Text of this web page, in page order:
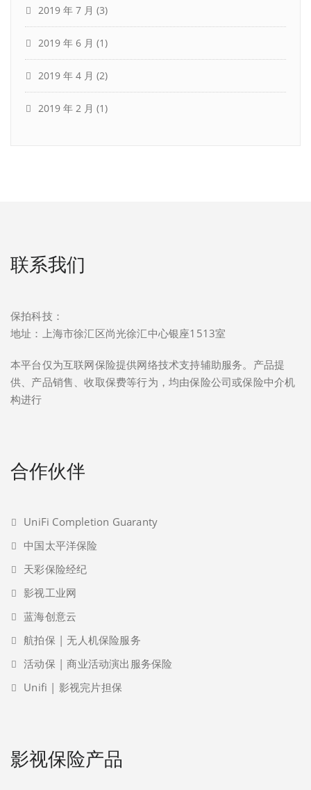
2019 年 7 月 (3)
2019 年 6 月 (1)
2019 年 4 月 (2)
2019 年 2 月 (1)
联系我们
保拍科技：
地址：上海市徐汇区尚光徐汇中心银座1513室
本平台仅为互联网保险提供网络技术支持辅助服务。产品提
供、产品销售、收取保费等行为，均由保险公司或保险中介机
构进行
合作伙伴
UniFi Completion Guaranty
中国太平洋保险
天彩保险经纪
影视工业网
蓝海创意云
航拍保 | 无人机保险服务
活动保 | 商业活动演出服务保险
Unifi | 影视完片担保
影视保险产品